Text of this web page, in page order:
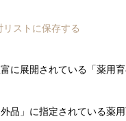
リストに保存する
に展開されている「薬用育
品」に指定されている薬用